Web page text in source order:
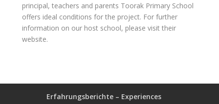
principal, teachers and parents Toorak Primary School
offers ideal conditions for the project. For further
information on our host school, please visit their
website.
Erfahrungsberichte – Experiences